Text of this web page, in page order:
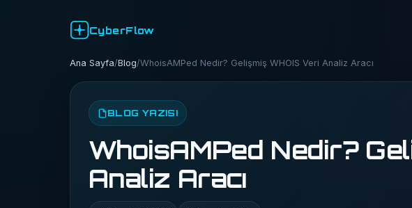
CyberFlow
Ana Sayfa/Blog/WhoisAMPed Nedir? Gelişmiş WHOIS Veri Analiz Aracı
BLOG YAZISI
WhoisAMPed Nedir?
Analiz Aracı